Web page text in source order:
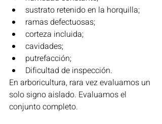
sustrato retenido en la horquilla;
ramas defectuosas;
corteza incluida;
cavidades;
putrefacción;
Dificultad de inspección.
En arboricultura, rara vez evaluamos un
solo signo aislado. Evaluamos el
conjunto completo.